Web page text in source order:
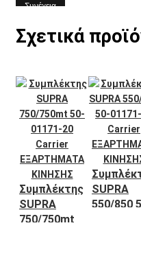
Συνέχεια
Σχετικά
Συμπλέκτης
SUPRA
750/750mt
SUPRA
550/850